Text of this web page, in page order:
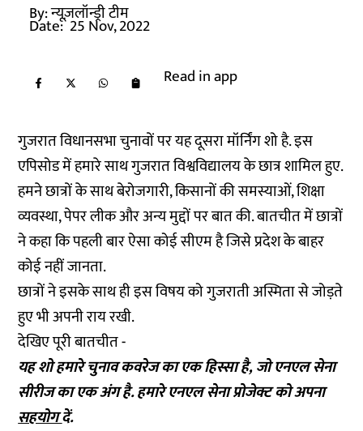
By:न्यूज़लॉन्ड्री टीम
Date: 25 Nov, 2022
Read in app
गुजरात विधानसभा चुनावों पर यह दूसरा मॉर्निंग शो है. इस
एपिसोड में हमारे साथ गुजरात विश्वविद्यालय के छात्र शामिल हुए.
हमने छात्रों के साथ बेरोजगारी, किसानों की समस्याओं, शिक्षा
व्यवस्था, पेपर लीक और अन्य मुद्दों पर बात की. बातचीत में छात्रों
ने कहा कि पहली बार ऐसा कोई सीएम है जिसे प्रदेश के बाहर
कोई नहीं जानता.
छात्रों ने इसके साथ ही इस विषय को गुजराती अस्मिता से जोड़ते
हुए भी अपनी राय रखी.
देखिए पूरी बातचीत -
यह शो हमारे चुनाव कवरेज का एक हिस्सा है, जो एनएल सेना
सीरीज का एक अंग है. हमारे एनएल सेना प्रोजेक्ट को अपना
सहयोगदें.